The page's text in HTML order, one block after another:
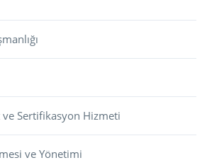
ve Sertifikasyon Hizmeti
ve Yönetimi